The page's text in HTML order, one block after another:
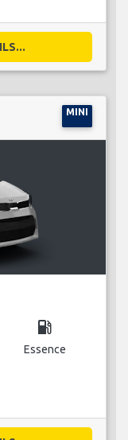
MINI
local_gas_station
Essence